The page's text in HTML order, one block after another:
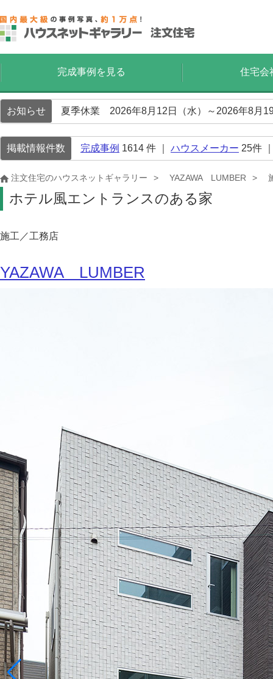
完成事例を見る 住宅会
お知らせ 夏季休業 2026年8月12日（水）～2026年8月
掲載情報件数 完成事例 1614 件 ｜ ハウスメーカー 25件
注文住宅のハウスネットギャラリー YAZAWA LUMBER
ホテル風エントランスのある家
施工／工務店
YAZAWA LUMBER